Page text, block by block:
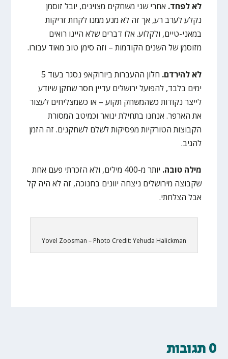
לא לפחד. אחרי שני משחקים מצוינים, יובל זוסמן
נקלע לערב רע, אך זה לא מנע ממנו לקחת זריקות
במאני-טיים, ולקלוע. אלו דברים שלא היינו רואים
מזוסמן של השנים הקודמות – וזה סימן טוב מאוד עבורו.
לא להירדם.
חלון ההעברות ביורוקאפ נסגר בעוד 5
ימים בלבד, להפועל ירושלים עדיין חסר שחקן שיודע
לייצר נקודות כשהמשחק תקוע – או כשמצליחים לעצור
את הארפר. אנחנו בתחילת ינואר וכמיטב המסורת
הקבוצות הטורקיות מפסיקות לשלם לשחקנים. זה הזמן
להגיב.
מילה טובה.
יותר מ-400 מילים, ולא הזכרתי פעם אחת
שקבוצה מירושלים ניצחה יוונים בחנוכה, זה לא היה קל
אבל הצלחתי.
Yovel Zoosman – Photo Credit: Yehuda Halickman
0 תגובות